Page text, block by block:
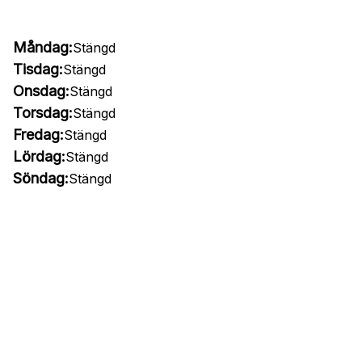
Måndag:Stängd
Tisdag:Stängd
Onsdag:Stängd
Torsdag:Stängd
Fredag:Stängd
Lördag:Stängd
Söndag:Stängd